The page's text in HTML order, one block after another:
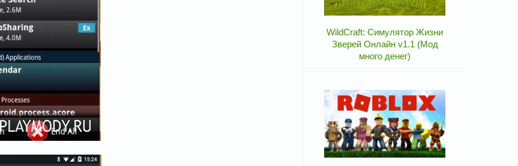
WildCraft: Симулятор Жизни
Зверей Онлайн v1.1 (Мод
много денег)